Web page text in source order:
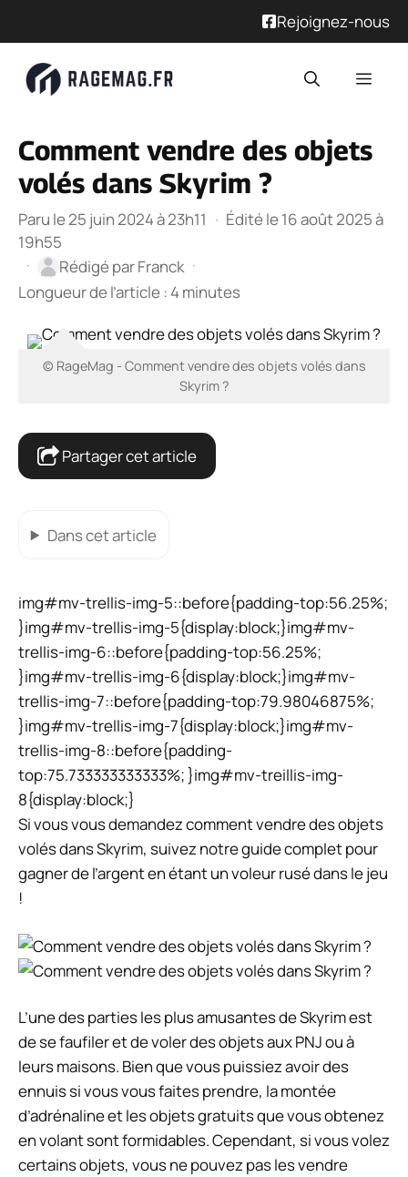
Rejoignez-nous
Comment vendre des objets
volés dans Skyrim ?
Paru le 25 juin 2024 à 23h11 · Édité le 16 août 2025 à
19h55
·
Rédigé parFranck ·
Longueur de l’article : 4 minutes
© RageMag - Comment vendre des objets volés dans
Skyrim ?
Partager cet article
Dans cet article
img#mv-trellis-img-5::before{padding-top:56.25%;
}img#mv-trellis-img-5{display:block;}img#mv-
trellis-img-6::before{padding-top:56.25%;
}img#mv-trellis-img-6{display:block;}img#mv-
trellis-img-7::before{padding-top:79.98046875%;
}img#mv-trellis-img-7{display:block;}img#mv-
trellis-img-8::before{padding-
top:75.733333333333%; }img#mv-treillis-img-
8{display:block;}
Si vous vous demandez comment vendre des objets
volés dans Skyrim, suivez notre guide complet pour
gagner de l’argent en étant un voleur rusé dans le jeu
!
L’une des parties les plus amusantes de Skyrim est
de se faufiler et de voler des objets aux PNJ ou à
leurs maisons. Bien que vous puissiez avoir des
ennuis si vous vous faites prendre, la montée
d’adrénaline et les objets gratuits que vous obtenez
en volant sont formidables. Cependant, si vous volez
certains objets, vous ne pouvez pas les vendre